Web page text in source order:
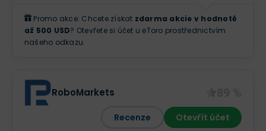
Promo akce: Chcete získat zdarma akcie v hodnotě
až 500 USD? Otevřete si účet u eToro prostřednictvím
našeho odkazu.
RoboMarkets
Recenze Otevřít účet